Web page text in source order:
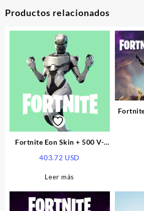
Productos relacionados
Fortnite Eon Skin + 500 V-
403.72 USD
Leer más